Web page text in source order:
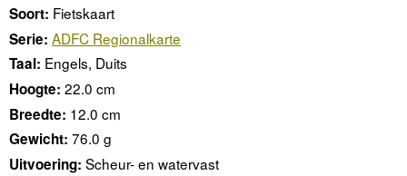
Soort: Fietskaart
Serie: ADFC Regionalkarte
Taal: Engels, Duits
Hoogte: 22.0 cm
Breedte: 12.0 cm
Gewicht: 76.0 g
Uitvoering: Scheur- en watervast